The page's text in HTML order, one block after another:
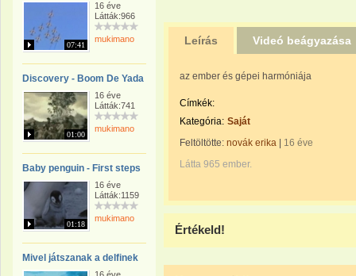
07:41
16 éve
Látták:966
mukimano
Discovery - Boom De Yada
01:00
16 éve
Látták:741
mukimano
Baby penguin - First steps
01:18
16 éve
Látták:1159
mukimano
Mivel játszanak a delfinek
Leírás Videó beágyazása
az ember és gépei harmóniája
Címkék:
Kategória: Saját
Feltöltötte: novák erika
16 éve
Látta 965 ember.
Értékeld!